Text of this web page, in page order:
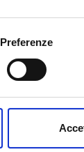
posizione
Preferenze
and art